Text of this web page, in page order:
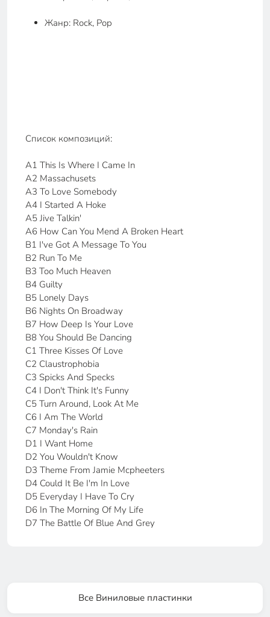
Жанр: Rock, Pop
Список композиций:
A1 This Is Where I Came In
A2 Massachusets
A3 To Love Somebody
A4 I Started A Hoke
A5 Jive Talkin'
A6 How Can You Mend A Broken Heart
B1 I've Got A Message To You
B2 Run To Me
B3 Too Much Heaven
B4 Guilty
B5 Lonely Days
B6 Nights On Broadway
B7 How Deep Is Your Love
B8 You Should Be Dancing
C1 Three Kisses Of Love
C2 Claustrophobia
C3 Spicks And Specks
C4 I Don't Think It's Funny
C5 Turn Around, Look At Me
C6 I Am The World
C7 Monday's Rain
D1 I Want Home
D2 You Wouldn't Know
D3 Theme From Jamie Mcpheeters
D4 Could It Be I'm In Love
D5 Everyday I Have To Cry
D6 In The Morning Of My Life
D7 The Battle Of Blue And Grey
Все Виниловые пластинки